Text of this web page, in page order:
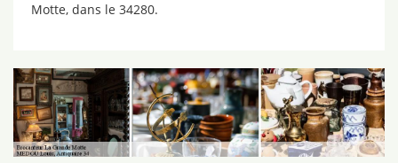
Motte, dans le 34280.